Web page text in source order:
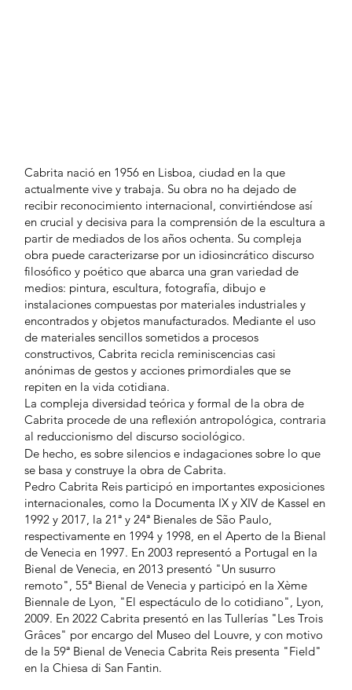
Cabrita nació en 1956 en Lisboa, ciudad en la que
actualmente vive y trabaja. Su obra no ha dejado de
recibir reconocimiento internacional, convirtiéndose así
en crucial y decisiva para la comprensión de la escultura a
partir de mediados de los años ochenta. Su compleja
obra puede caracterizarse por un idiosincrático discurso
filosófico y poético que abarca una gran variedad de
medios: pintura, escultura, fotografía, dibujo e
instalaciones compuestas por materiales industriales y
encontrados y objetos manufacturados. Mediante el uso
de materiales sencillos sometidos a procesos
constructivos, Cabrita recicla reminiscencias casi
anónimas de gestos y acciones primordiales que se
repiten en la vida cotidiana.
La compleja diversidad teórica y formal de la obra de
Cabrita procede de una reflexión antropológica, contraria
al reduccionismo del discurso sociológico.
De hecho, es sobre silencios e indagaciones sobre lo que
se basa y construye la obra de Cabrita.
Pedro Cabrita Reis participó en importantes exposiciones
internacionales, como la Documenta IX y XIV de Kassel en
1992 y 2017, la 21ª y 24ª Bienales de São Paulo,
respectivamente en 1994 y 1998, en el Aperto de la Bienal
de Venecia en 1997. En 2003 representó a Portugal en la
Bienal de Venecia, en 2013 presentó "Un susurro
remoto", 55ª Bienal de Venecia y participó en la Xème
Biennale de Lyon, "El espectáculo de lo cotidiano", Lyon,
2009. En 2022 Cabrita presentó en las Tullerías "Les Trois
Grâces" por encargo del Museo del Louvre, y con motivo
de la 59ª Bienal de Venecia Cabrita Reis presenta "Field"
en la Chiesa di San Fantin.